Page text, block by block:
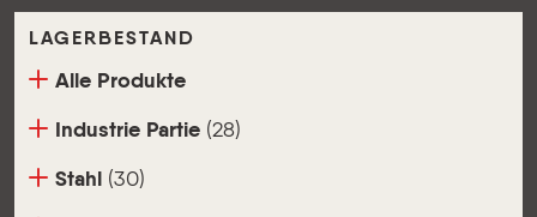
LAGERBESTAND
Alle Produkte
Industrie Partie (28)
Stahl (30)